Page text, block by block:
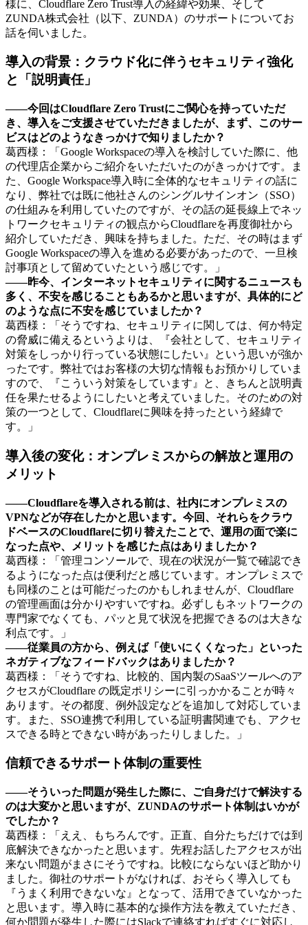
様に、Cloudflare Zero Trust導入の経緯や効果、そして
ZUNDA株式会社（以下、ZUNDA）のサポートについてお
話を伺いました。
導入の背景：クラウド化に伴うセキュリティ強化
と「説明責任」
――今回はCloudflare Zero Trustにご関心を持っていただ
き、導入をご支援させていただきましたが、まず、このサー
ビスはどのようなきっかけで知りましたか？
葛西様：「Google Workspaceの導入を検討していた際に、他
の代理店企業からご紹介をいただいたのがきっかけです。ま
た、Google Workspace導入時に全体的なセキュリティの話に
なり、弊社では既に他社さんのシングルサインオン（SSO）
の仕組みを利用していたのですが、その話の延長線上でネッ
トワークセキュリティの観点からCloudflareを再度御社から
紹介していただき、興味を持ちました。ただ、その時はまず
Google Workspaceの導入を進める必要があったので、一旦検
討事項として留めていたという感じです。」
――昨今、インターネットセキュリティに関するニュースも
多く、不安を感じることもあるかと思いますが、具体的にど
のような点に不安を感じていましたか？
葛西様：「そうですね、セキュリティに関しては、何か特定
の脅威に備えるというよりは、『会社として、セキュリティ
対策をしっかり行っている状態にしたい』という思いが強か
ったです。弊社ではお客様の大切な情報もお預かりしていま
すので、『こういう対策をしています』と、きちんと説明責
任を果たせるようにしたいと考えていました。そのための対
策の一つとして、Cloudflareに興味を持ったという経緯で
す。」
導入後の変化：オンプレミスからの解放と運用の
メリット
――Cloudflareを導入される前は、社内にオンプレミスの
VPNなどが存在したかと思います。今回、それらをクラウ
ドベースのCloudflareに切り替えたことで、運用の面で楽に
なった点や、メリットを感じた点はありましたか？
葛西様：「管理コンソールで、現在の状況が一覧で確認でき
るようになった点は便利だと感じています。オンプレミスで
も同様のことは可能だったのかもしれませんが、Cloudflare
の管理画面は分かりやすいですね。必ずしもネットワークの
専門家でなくても、パッと見て状況を把握できるのは大きな
利点です。」
――従業員の方から、例えば「使いにくくなった」といった
ネガティブなフィードバックはありましたか？
葛西様：「そうですね、比較的、国内製のSaaSツールへのア
クセスがCloudflare の既定ポリシーに引っかかることが時々
あります。その都度、例外設定などを追加して対応していま
す。また、SSO連携で利用している証明書関連でも、アクセ
スできる時とできない時があったりしました。」
信頼できるサポート体制の重要性
――そういった問題が発生した際に、ご自身だけで解決する
のは大変かと思いますが、ZUNDAのサポート体制はいかが
でしたか？
葛西様：「ええ、もちろんです。正直、自分たちだけでは到
底解決できなかったと思います。先程お話したアクセスが出
来ない問題がまさにそうですね。比較にならないほど助かり
ました。御社のサポートがなければ、おそらく導入しても
『うまく利用できないな』となって、活用できていなかった
と思います。導入時に基本的な操作方法を教えていただき、
何か問題が発生した際にはSlackで連絡すればすぐに対応し